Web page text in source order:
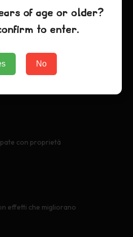
con effetti rilassanti
benefici per la vigilanza e la
con proprietà
effetti che migliorano
of age or older?
to enter.
No